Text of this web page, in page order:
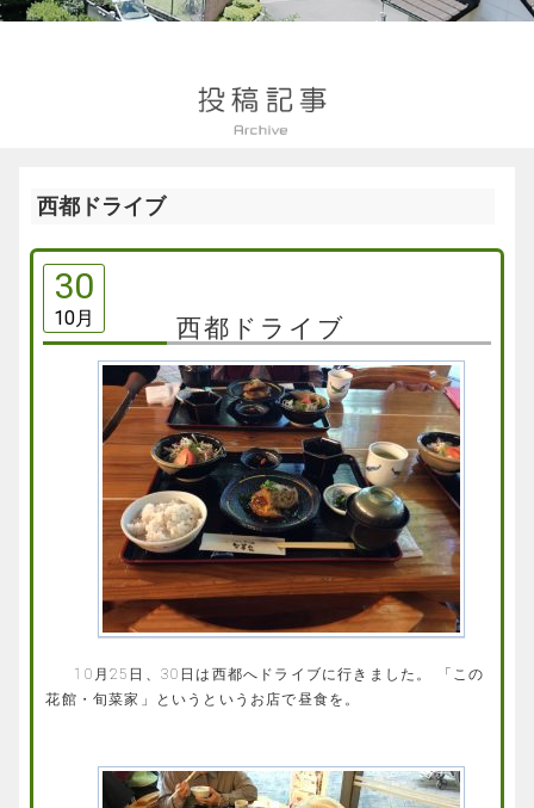
西都ドライブ
30
10月 西都ドライブ
10月25日、30日は西都へドライブに行きました。 「この
花館・旬菜家」というというお店で昼食を。